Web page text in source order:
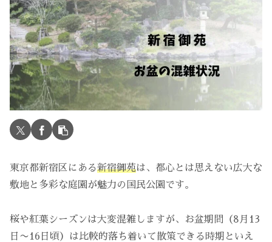
東京都新宿区にある新宿御苑は、都心とは思えない広大な
敷地と多彩な庭園が魅力の国民公園です。
桜や紅葉シーズンは大変混雑しますが、お盆期間（8月13
日〜16日頃）は比較的落ち着いて散策できる時期といえ